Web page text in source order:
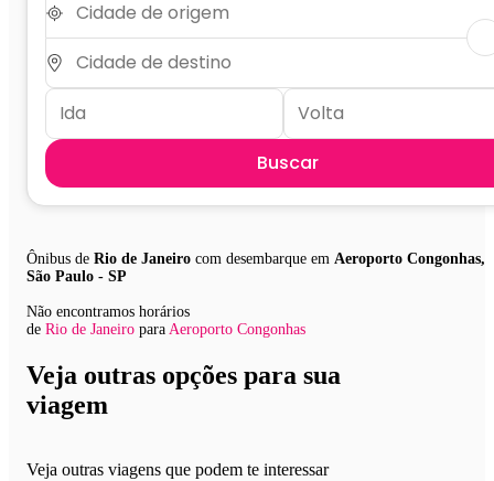
Buscar
Ônibus de Rio de Janeiro com desembarque em Aeroporto Congonhas,
São Paulo - SP
Não encontramos horários
de Rio de Janeiro para Aeroporto Congonhas
Veja outras opções para sua
viagem
Veja outras viagens que podem te interessar